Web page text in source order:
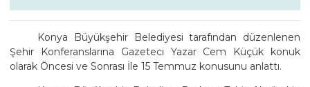
Konya Büyükşehir Belediyesi tarafından düzenlenen
Şehir Konferanslarına Gazeteci Yazar Cem Küçük konuk
olarak Öncesi ve Sonrası İle 15 Temmuz konusunu anlattı.